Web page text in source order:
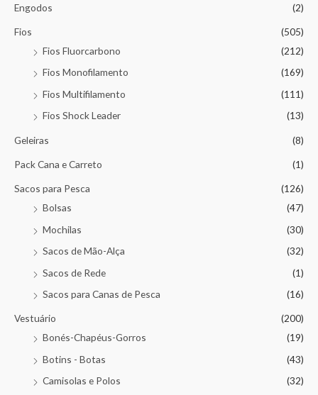
Engodos (2)
Fios
(505)
Fios Fluorcarbono
(212)
Fios Monofilamento
(169)
Fios Multifilamento
(111)
Fios Shock Leader
(13)
Geleiras (8)
Pack Cana e Carreto (1)
Sacos para Pesca
(126)
Bolsas
(47)
Mochilas
(30)
Sacos de Mão-Alça
(32)
Sacos de Rede
(1)
Sacos para Canas de Pesca
(16)
Vestuário
(200)
Bonés-Chapéus-Gorros
(19)
Botins - Botas
(43)
Camisolas e Polos
(32)